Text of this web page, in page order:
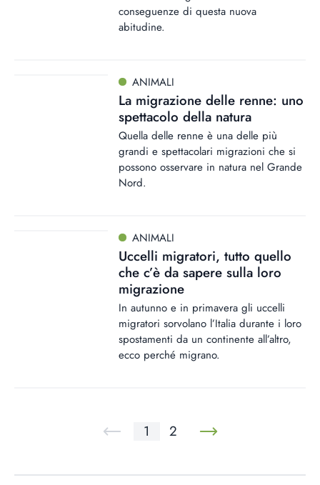
conseguenze di questa nuova
abitudine.
ANIMALI
La migrazione delle renne: uno
spettacolo della natura
Quella delle renne è una delle più
grandi e spettacolari migrazioni che si
possono osservare in natura nel Grande
Nord.
ANIMALI
Uccelli migratori, tutto quello
che c’è da sapere sulla loro
migrazione
In autunno e in primavera gli uccelli
migratori sorvolano l’Italia durante i loro
spostamenti da un continente all’altro,
ecco perché migrano.
1 2